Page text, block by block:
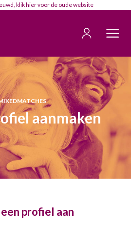
klikhiervoor de oude website
aanmaken
profiel aan